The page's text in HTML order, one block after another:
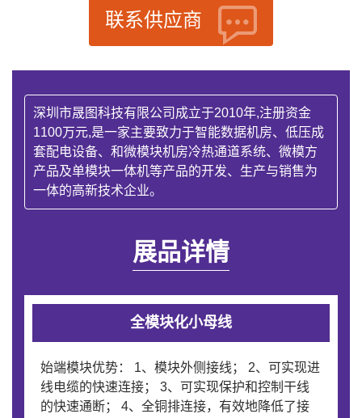
联系供应商
深圳市晟图科技有限公司成立于2010年,注册资金
1100万元,是一家主要致力于智能数据机房、低压成
套配电设备、和微模块机房冷热通道系统、微模方
产品及单模块一体机等产品的开发、生产与销售为
一体的高新技术企业。
展品详情
全模块化小母线
始端模块优势： 1、模块外侧接线； 2、可实现进
线电缆的快速连接； 3、可实现保护和控制干线
的快速通断； 4、全铜排连接，有效地降低了接